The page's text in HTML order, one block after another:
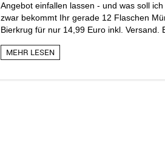
Angebot einfallen lassen - und was soll
zwar bekommt Ihr gerade 12 Flaschen
Bierkrug für nur 14,99 Euro inkl. Versand.
MEHR LESEN